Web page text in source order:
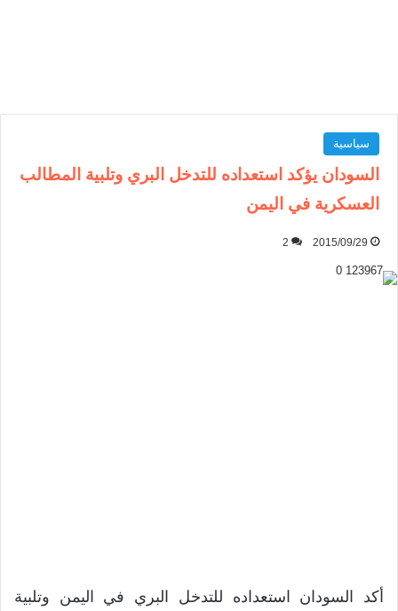
سياسية
السودان يؤكد استعداده للتدخل البري وتلبية المطالب
العسكرية في اليمن
2015/09/29
2
أكد السودان استعداده للتدخل البري في اليمن وتلبية